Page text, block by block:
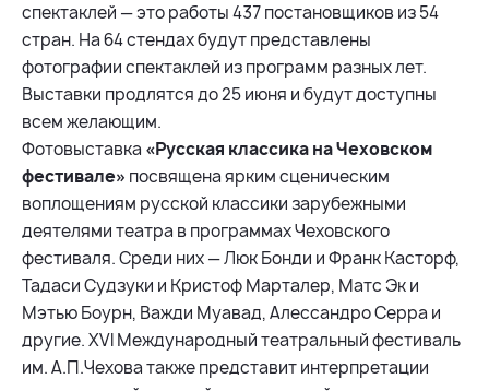
спектаклей — это работы 437 постановщиков из 54
стран. На 64 стендах будут представлены
фотографии спектаклей из программ разных лет.
Выставки продлятся до 25 июня и будут доступны
всем желающим.
Фотовыставка «Русская классика на Чеховском
фестивале» посвящена ярким сценическим
воплощениям русской классики зарубежными
деятелями театра в программах Чеховского
фестиваля. Среди них — Люк Бонди и Франк Касторф,
Тадаси Судзуки и Кристоф Марталер, Матс Эк и
Мэтью Боурн, Важди Муавад, Алессандро Серра и
другие. XVI Международный театральный фестиваль
им. А.П.Чехова также представит интерпретации